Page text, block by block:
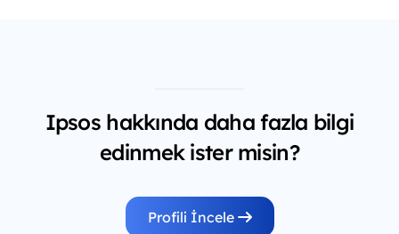
Ipsos hakkında daha fazla bilgi
edinmek ister misin?
Profili İncele